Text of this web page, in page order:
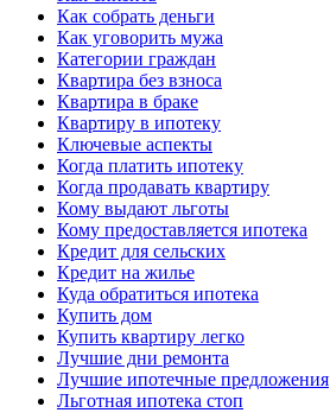
Как собрать деньги
Как уговорить мужа
Категории граждан
Квартира без взноса
Квартира в браке
Квартиру в ипотеку
Ключевые аспекты
Когда платить ипотеку
Когда продавать квартиру
Кому выдают льготы
Кому предоставляется ипотека
Кредит для сельских
Кредит на жилье
Куда обратиться ипотека
Купить дом
Купить квартиру легко
Лучшие дни ремонта
Лучшие ипотечные предложения
Льготная ипотека стоп